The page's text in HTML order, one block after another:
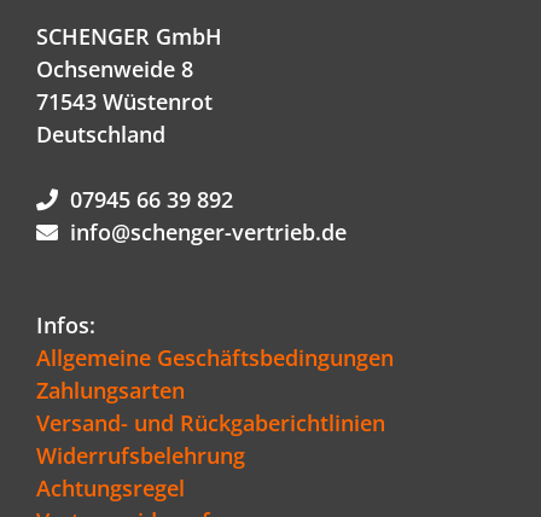
SCHENGER GmbH
Ochsenweide 8
71543 Wüstenrot
Deutschland
07945 66 39 892
info@schenger-vertrieb.de
Infos:
Allgemeine Geschäftsbedingungen
Zahlungsarten
Versand- und Rückgaberichtlinien
Widerrufsbelehrung
Achtungsregel